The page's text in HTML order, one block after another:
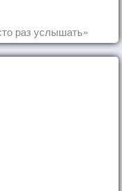
раз услышать»